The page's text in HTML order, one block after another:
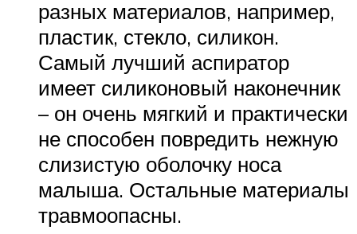
разных материалов, например,
пластик, стекло, силикон.
Самый лучший аспиратор
имеет силиконовый наконечник
– он очень мягкий и практически
не способен повредить нежную
слизистую оболочку носа
малыша. Остальные материалы
травмоопасны.